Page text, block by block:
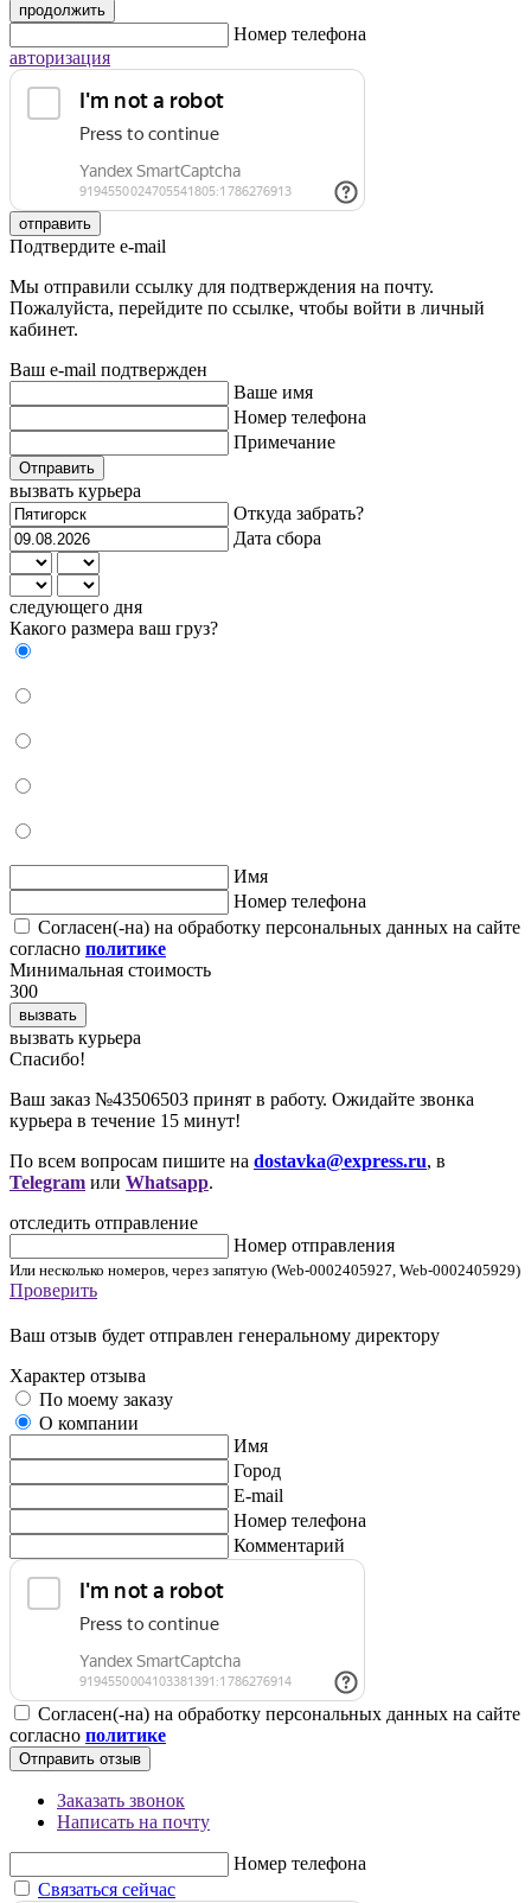
продолжить
Номер телефона
авторизация
отправить
Подтвердите e-mail
Мы отправили ссылку для подтверждения на почту.
Пожалуйста, перейдите по ссылке, чтобы войти в личный
кабинет.
Ваш e-mail подтвержден
Ваше имя
Номер телефона
Примечание
Отправить
вызвать курьера
Откуда забрать?
Дата сбора
следующего дня
Какого размера ваш груз?
Имя
Номер телефона
Согласен(-на) на обработку персональных данных на сайте
согласно политике
Минимальная стоимость
300
вызвать
вызвать курьера
Cпасибо!
Ваш заказ №43506503 принят в работу. Ожидайте звонка
курьера в течение 15 минут!
По всем вопросам пишите на dostavka@express.ru, в
Telegram или Whatsapp.
отследить отправление
Номер отправления
Или несколько номеров, через запятую (Web-0002405927, Web-0002405929)
Проверить
Ваш отзыв будет отправлен генеральному директору
Характер отзыва
По моему заказу
О компании
Имя
Город
E-mail
Номер телефона
Комментарий
Согласен(-на) на обработку персональных данных на сайте
согласно политике
Отправить отзыв
Заказать звонок
Написать на почту
Номер телефона
Связаться сейчас